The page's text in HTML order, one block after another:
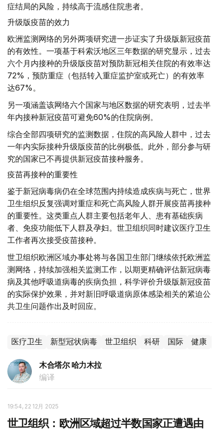
症结局的风险，持续高于流感住院患者。
升级版疫苗的效力
欧洲监测网络的另外两项研究进一步证实了升级版新冠疫苗
的有效性。一项基于科索沃地区三年数据的研究显示，过去
六个月内接种的升级版疫苗对预防新冠相关住院的有效率达
72%，预防重症（包括转入重症监护室或死亡）的有效率
达67%。
另一项涵盖该网络六个国家与地区数据的研究表明，过去半
年内接种新冠疫苗可避免60%的住院病例。
综合全部四项研究的监测数据，住院的高风险人群中，过去
一年内实际接种升级版疫苗的比例极低。此外，部分参与研
究的国家已不再提供新冠疫苗接种服务。
疫苗再接种的重要性
鉴于新冠病毒病仍在全球范围内持续造成疾病与死亡，世界
卫生组织反复强调对重症和死亡高风险人群开展疫苗再接种
的重要性。这类重点人群主要包括老年人、患有基础疾病
者、免疫功能低下人群及孕妇。世卫组织同时建议医疗卫生
工作者再次接受疫苗接种。
世卫组织欧洲区域办事处将与各国卫生部门继续依托欧洲监
测网络，持续加强相关监测工作，以期更精确评估新冠病毒
病及其他呼吸道病毒的疾病负担，科学评价升级版新冠疫苗
的实际保护效果，并对新旧呼吸道病原体感染相关的紧迫公
共卫生问题作出及时回应。
医疗卫生 新型冠状病毒 世卫组织 科研 国际 健康
木合塔尔 哈力木拉
编译
19:54, 22 12月 2025
世卫组织：欧洲区域超过半数国家正遭遇由